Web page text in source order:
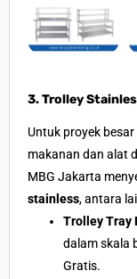
3. Trolley
Untuk proyek
makanan dan alat
MBG Jakarta
stainless, antara
Trolley Tray
dalam skala
Gratis.